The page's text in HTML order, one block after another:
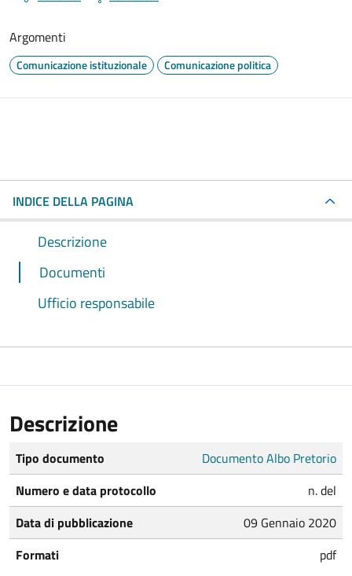
Argomenti
Comunicazione istituzionale Comunicazione politica
INDICE DELLA PAGINA
Descrizione
Documenti
Ufficio responsabile
Descrizione
Tipo documento
Documento Albo Pretorio
Numero e data protocollo
n. del
Data di pubblicazione
09 Gennaio 2020
Formati
pdf